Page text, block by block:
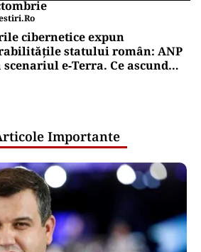
cibernetice expun
statului român: ANP
scenariul e‑Terra. Ce ascund
Importante